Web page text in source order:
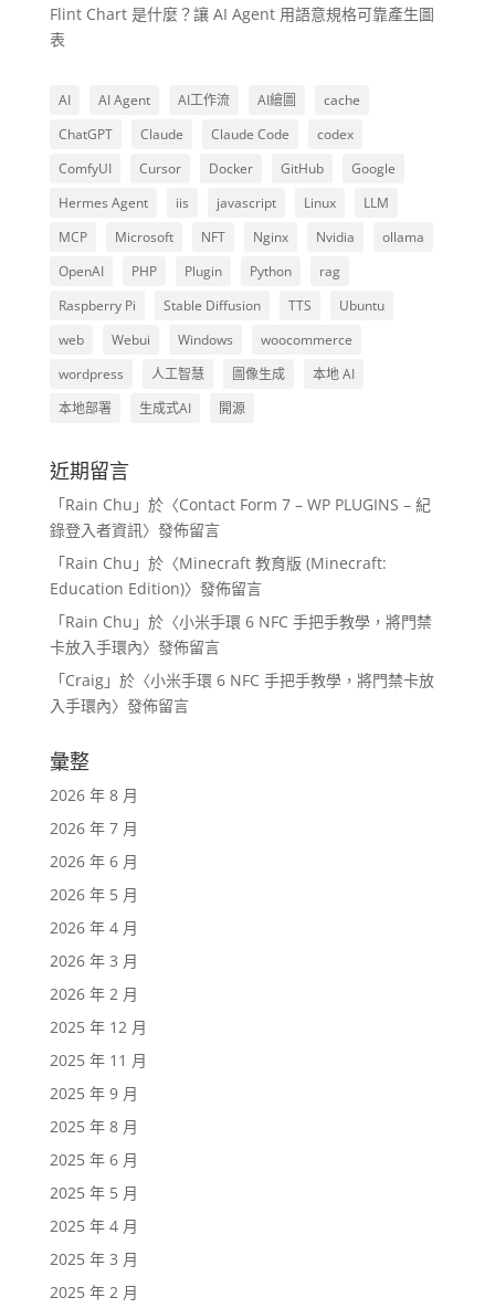
Flint Chart 是什麼？讓 AI Agent 用語意規格可靠產生圖
表
AI AI Agent AI工作流 AI繪圖
cache
ChatGPT
Claude Claude Code
codex
ComfyUI
Cursor Docker GitHub
Google
Hermes Agent
iis javascript Linux
LLM
MCP
Microsoft NFT Nginx Nvidia
ollama
OpenAI
PHP Plugin Python
rag
Raspberry Pi
Stable Diffusion TTS
Ubuntu
web
Webui Windows
woocommerce
wordpress
人工智慧 圖像生成
本地 AI
本地部署
生成式AI 開源
近期留言
「Rain Chu 」於〈Contact Form 7 – WP PLUGINS – 紀
錄登入者資訊〉發佈留言
「Rain Chu 」於〈Minecraft 教育版 (Minecraft:
Education Edition)〉發佈留言
「Rain Chu 」於〈小米手環 6 NFC 手把手教學，將門禁
卡放入手環內〉發佈留言
「Craig」於〈小米手環 6 NFC 手把手教學，將門禁卡放
入手環內〉發佈留言
彙整
2026 年 8 月
2026 年 7 月
2026 年 6 月
2026 年 5 月
2026 年 4 月
2026 年 3 月
2026 年 2 月
2025 年 12 月
2025 年 11 月
2025 年 9 月
2025 年 8 月
2025 年 6 月
2025 年 5 月
2025 年 4 月
2025 年 3 月
2025 年 2 月